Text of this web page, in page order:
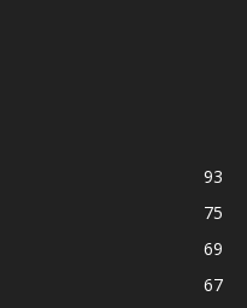
93
75
69
67